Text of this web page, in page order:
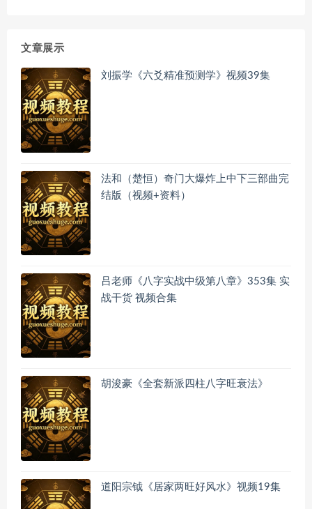
文章展示
刘振学《六爻精准预测学》视频39集
法和（楚恒）奇门大爆炸上中下三部曲完
结版（视频+资料）
吕老师《八字实战中级第八章》353集 实
战干货 视频合集
胡浚豪《全套新派四柱八字旺衰法》
道阳宗钺《居家两旺好风水》视频19集